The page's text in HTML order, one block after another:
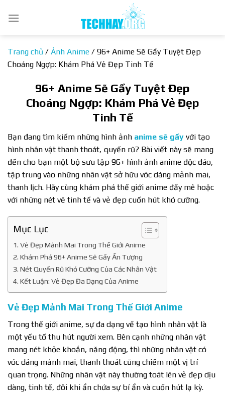
qua
Trang chủ / Ảnh Anime / 96+ Anime Sẽ Gầy Tuyệt Đẹp
Choáng Ngợp: Khám Phá Vẻ Đẹp Tinh Tế
96+ Anime Sẽ Gầy Tuyệt Đẹp
Choáng Ngợp: Khám Phá Vẻ Đẹp
Tinh Tế
Bạn đang tìm kiếm những hình ảnh anime sẽ gầy với tạo
hình nhân vật thanh thoát, quyến rũ? Bài viết này sẽ mang
đến cho bạn một bộ sưu tập 96+ hình ảnh anime độc đáo,
tập trung vào những nhân vật sở hữu vóc dáng mảnh mai,
thanh lịch. Hãy cùng khám phá thế giới anime đầy mê hoặc
với những nét vẽ tinh tế và vẻ đẹp cuốn hút khó cưỡng.
Mục Lục
Vẻ Đẹp Mảnh Mai Trong Thế Giới Anime
Khám Phá 96+ Anime Sẽ Gầy Ấn Tượng
Nét Quyến Rũ Khó Cưỡng Của Các Nhân Vật
Kết Luận: Vẻ Đẹp Đa Dạng Của Anime
Vẻ Đẹp Mảnh Mai Trong Thế Giới Anime
Trong thế giới anime, sự đa dạng về tạo hình nhân vật là
một yếu tố thu hút người xem. Bên cạnh những nhân vật
mang nét khỏe khoắn, năng động, thì những nhân vật có
vóc dáng mảnh mai, thanh thoát cũng chiếm một vị trí
quan trọng. Những nhân vật này thường toát lên vẻ đẹp dịu
dàng, tinh tế, đôi khi ẩn chứa sự bí ẩn và cuốn hút lạ kỳ.